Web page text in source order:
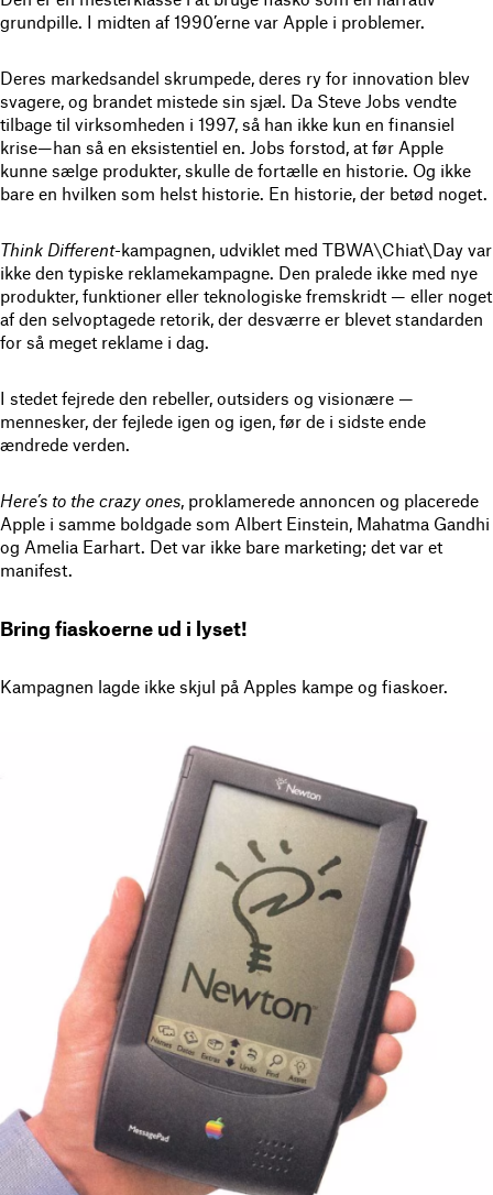
grundpille. I midten af 1990’erne var Apple i problemer.
Deres markedsandel skrumpede, deres ry for innovation blev
svagere, og brandet mistede sin sjæl. Da Steve Jobs vendte
tilbage til virksomheden i 1997, så han ikke kun en finansiel
krise—han så en eksistentiel en. Jobs forstod, at før Apple
kunne sælge produkter, skulle de fortælle en historie. Og ikke
bare en hvilken som helst historie. En historie, der betød noget.
Think Different-kampagnen, udviklet med TBWA\Chiat\Day var
ikke den typiske reklamekampagne. Den pralede ikke med nye
produkter, funktioner eller teknologiske fremskridt — eller noget
af den selvoptagede retorik, der desværre er blevet standarden
for så meget reklame i dag.
I stedet fejrede den rebeller, outsiders og visionære —
mennesker, der fejlede igen og igen, før de i sidste ende
ændrede verden.
Here’s to the crazy ones, proklamerede annoncen og placerede
Apple i samme boldgade som Albert Einstein, Mahatma Gandhi
og Amelia Earhart. Det var ikke bare marketing; det var et
manifest.
Bring fiaskoerne ud i lyset!
Kampagnen lagde ikke skjul på Apples kampe og fiaskoer.